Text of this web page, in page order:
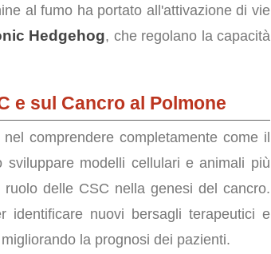
al fumo ha portato all'attivazione di vie
Hedgehog, che regolano la capacità
e sul Cancro al Polmone
comprendere completamente come il
modelli cellulari e animali più
delle CSC nella genesi del cancro.
identificare nuovi bersagli terapeutici e
la prognosi dei pazienti.